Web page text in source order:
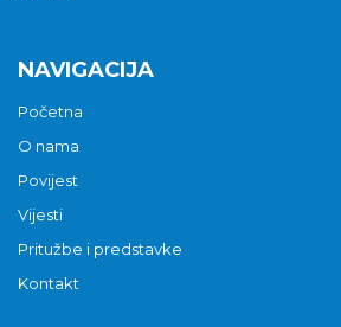
NAVIGACIJA
Početna
O nama
Povijest
Vijesti
Pritužbe i predstavke
Kontakt